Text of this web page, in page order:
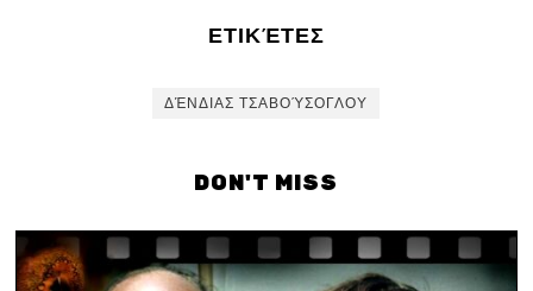
ΕΤΙΚΈΤΕΣ
ΔΈΝΔΙΑΣ ΤΣΑΒΟΎΣΟΓΛΟΥ
DON'T MISS